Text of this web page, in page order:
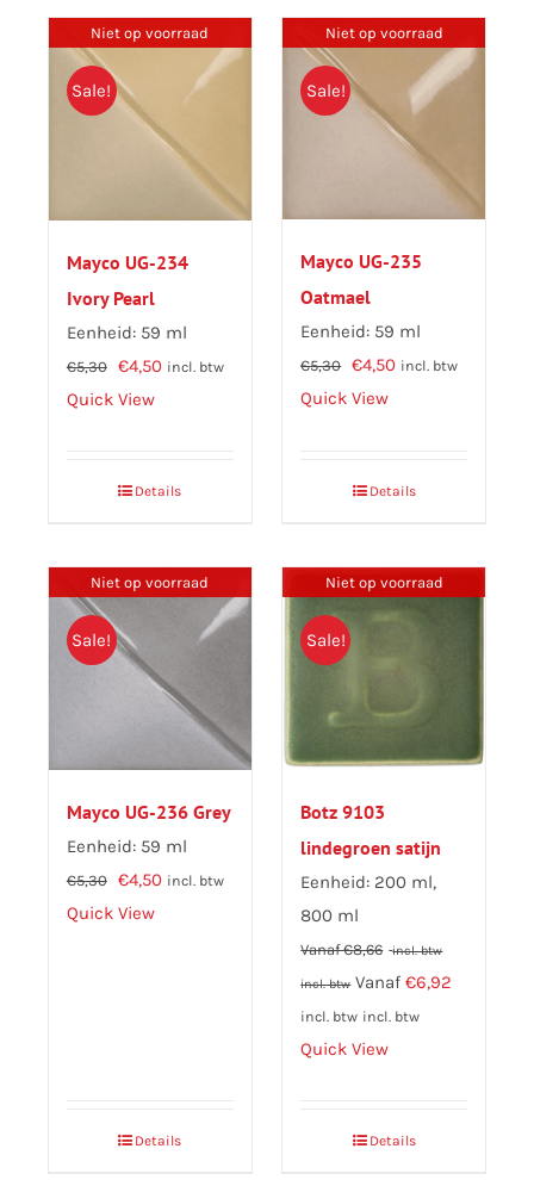
Niet op voorraad
Sale!
Mayco UG-234
Ivory Pearl
Eenheid: 59 ml
€5,30
Oorspronkelijke
prijs
€4,50Huidige
incl. btw
Quick View
Details
Niet op voorraad
Sale!
Mayco UG-235
Oatmael
Eenheid: 59 ml
€5,30 Oorspronkelijke
prijs
€4,50Huidige
incl. btw
Quick View
Details
Niet op voorraad
Sale!
Mayco UG-236 Grey
Eenheid: 59 ml
€5,30
Oorspronkelijke
prijs
€4,50Huidige
incl. btw
Quick View
Details
Niet op voorraad
Sale!
Botz 9103
lindegroen satijn
Eenheid: 200 ml,
800 ml
Vanaf€8,66 incl. btw
incl. btw Vanaf€6,92
incl. btw incl. btw
Quick View
Details